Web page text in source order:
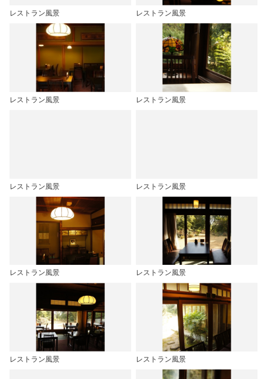
レストラン風景 レストラン風景
レストラン風景 レストラン風景
レストラン風景 レストラン風景
レストラン風景 レストラン風景
レストラン風景 レストラン風景